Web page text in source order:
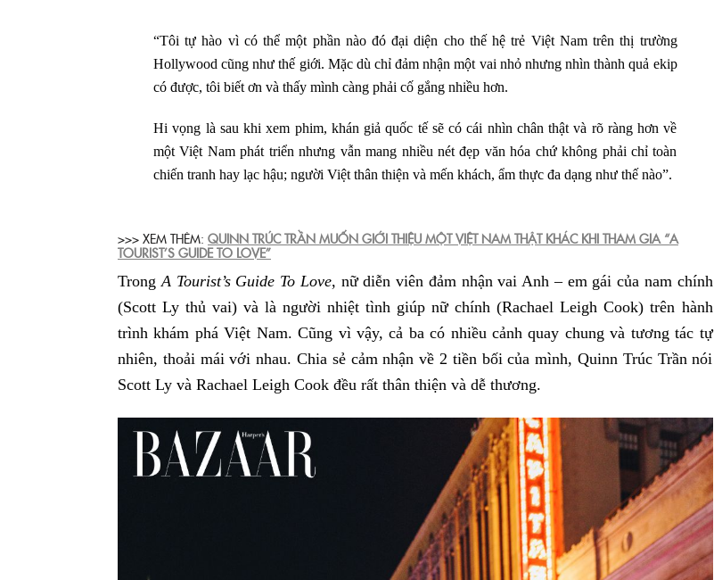
“Tôi tự hào vì có thể một phần nào đó đại diện cho thế hệ trẻ Việt Nam trên thị trường
Hollywood cũng như thế giới. Mặc dù chỉ đảm nhận một vai nhỏ nhưng nhìn thành quả ekip
có được, tôi biết ơn và thấy mình càng phải cố gắng nhiều hơn.
Hi vọng là sau khi xem phim, khán giả quốc tế sẽ có cái nhìn chân thật và rõ ràng hơn về
một Việt Nam phát triển nhưng vẫn mang nhiều nét đẹp văn hóa chứ không phải chỉ toàn
chiến tranh hay lạc hậu; người Việt thân thiện và mến khách, ẩm thực đa dạng như thế nào”.
>>> XEM THÊM: QUINN TRÚC TRẦN MUỐN GIỚI THIỆU MỘT VIỆT NAM THẬT KHÁC KHI THAM GIA “A
TOURIST’S GUIDE TO LOVE”
Trong A Tourist’s Guide To Love, nữ diễn viên đảm nhận vai Anh – em gái của nam chính
(Scott Ly thủ vai) và là người nhiệt tình giúp nữ chính (Rachael Leigh Cook) trên hành
trình khám phá Việt Nam. Cũng vì vậy, cả ba có nhiều cảnh quay chung và tương tác tự
nhiên, thoải mái với nhau. Chia sẻ cảm nhận về 2 tiền bối của mình, Quinn Trúc Trần nói
Scott Ly và Rachael Leigh Cook đều rất thân thiện và dễ thương.